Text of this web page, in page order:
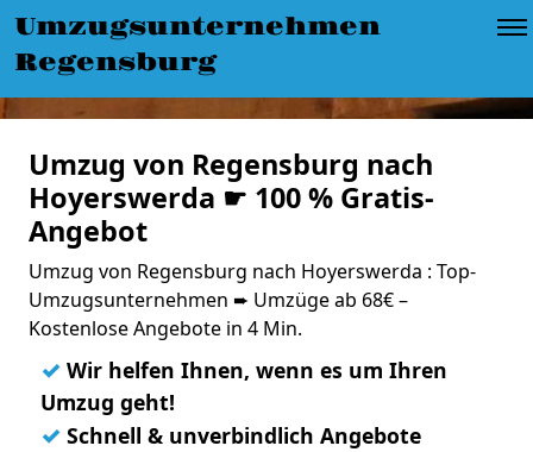
Umzugsunternehmen
Regensburg
Umzug von Regensburg nach
Hoyerswerda ☛ 100 % Gratis-
Angebot
Umzug von Regensburg nach Hoyerswerda : Top-
Umzugsunternehmen ➨ Umzüge ab 68€ –
Kostenlose Angebote in 4 Min.
✓ Wir helfen Ihnen, wenn es um Ihren
Umzug geht!
✓ Schnell & unverbindlich Angebote